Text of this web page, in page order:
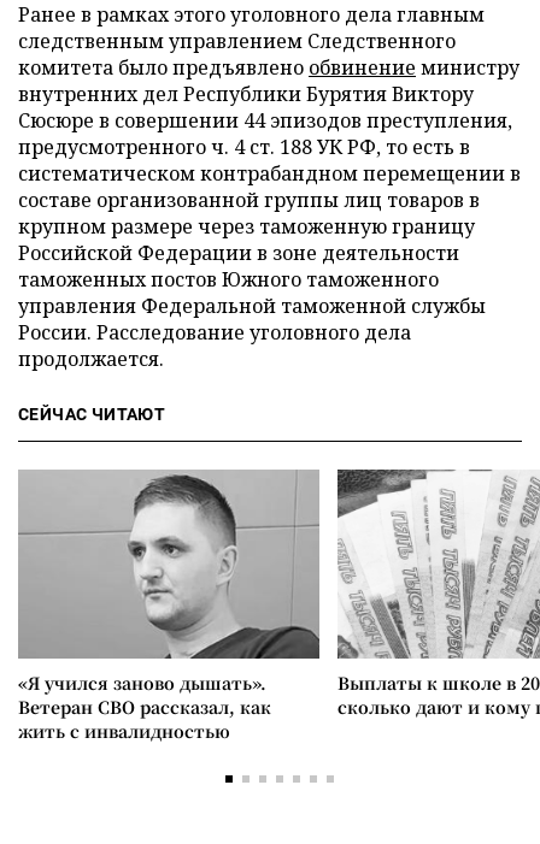
Ранее в рамках этого уголовного дела главным
следственным управлением Следственного
комитета было предъявлено обвинение министру
внутренних дел Республики Бурятия Виктору
Сюсюре в совершении 44 эпизодов преступления,
предусмотренного ч. 4 ст. 188 УК РФ, то есть в
систематическом контрабандном перемещении в
составе организованной группы лиц товаров в
крупном размере через таможенную границу
Российской Федерации в зоне деятельности
таможенных постов Южного таможенного
управления Федеральной таможенной службы
России. Расследование уголовного дела
продолжается.
СЕЙЧАС ЧИТАЮТ
«Я учился заново дышать».
Ветеран СВО рассказал, как
жить с инвалидностью
Выплаты к школе в
сколько дают и